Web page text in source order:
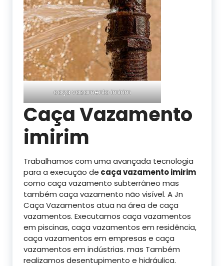
caça vazamento imirim
Caça Vazamento
imirim
Trabalhamos com uma avançada tecnologia
para a execução de caça vazamento imirim
como caça vazamento subterrâneo mas
também caça vazamento não visível. A Jn
Caça Vazamentos atua na área de caça
vazamentos. Executamos caça vazamentos
em piscinas, caça vazamentos em residência,
caça vazamentos em empresas e caça
vazamentos em indústrias. mas Também
realizamos desentupimento e hidráulica.